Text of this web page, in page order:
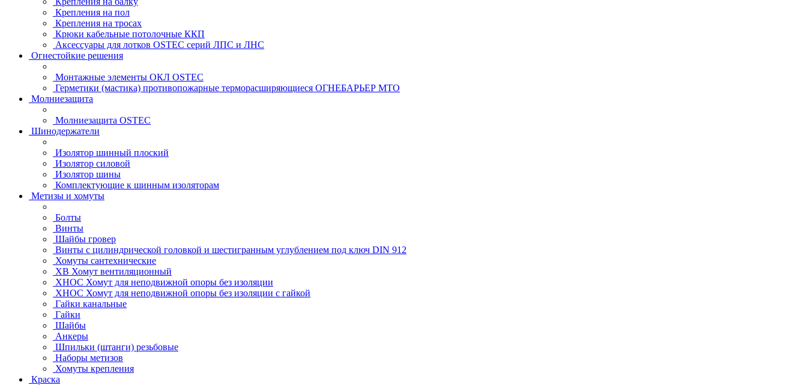
Крепления на пол
Крепления на тросах
Крюки кабельные потолочные ККП
Аксессуары для лотков OSTEC серий ЛПС и ЛНС
Огнестойкие решения
Монтажные элементы ОКЛ OSTEC
Герметики (мастика) противопожарные терморасширяющиеся ОГНЕБАРЬЕР МТО
Молниезащита
Молниезащита OSTEC
Шинодержатели
Изолятор шинный плоский
Изолятор силовой
Изолятор шины
Комплектующие к шинным изоляторам
Метизы и хомуты
Болты
Винты
Шайбы гровер
Винты с цилиндрической головкой и шестигранным углублением под ключ DIN 912
Хомуты сантехнические
ХВ Хомут вентиляционный
ХНОС Хомут для неподвижной опоры без изоляции
ХНОС Хомут для неподвижной опоры без изоляции с гайкой
Гайки канальные
Гайки
Шайбы
Анкеры
Шпильки (штанги) резьбовые
Наборы метизов
Хомуты крепления
Краска